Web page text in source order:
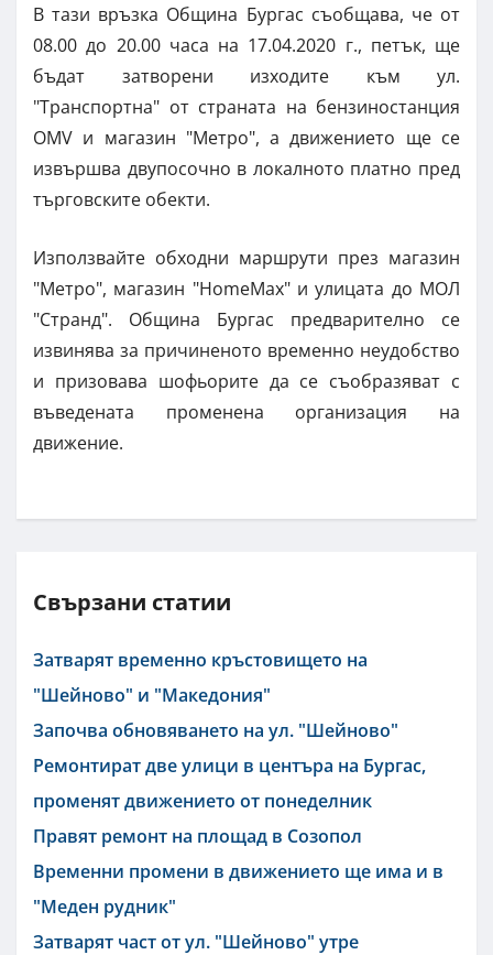
В тази връзка Община Бургас съобщава, че от
08.00 до 20.00 часа на 17.04.2020 г., петък, ще
бъдат затворени изходите към ул.
"Транспортна" от страната на бензиностанция
OMV и магазин "Метро", а движението ще се
извършва двупосочно в локалното платно пред
търговските обекти.
Използвайте обходни маршрути през магазин
"Метро", магазин "HomeMax" и улицата до МОЛ
"Странд". Община Бургас предварително се
извинява за причиненото временно неудобство
и призовава шофьорите да се съобразяват с
въведената променена организация на
движение.
Свързани статии
Затварят временно кръстовището на
"Шейново" и "Македония"
Започва обновяването на ул. "Шейново"
Ремонтират две улици в центъра на Бургас,
променят движението от понеделник
Правят ремонт на площад в Созопол
Временни промени в движението ще има и в
"Меден рудник"
Затварят част от ул. "Шейново" утре